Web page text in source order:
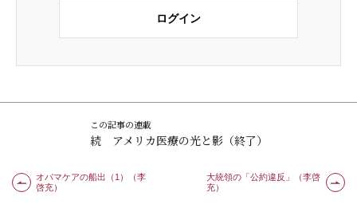
ログイン
この記事の連載
続 アメリカ医療の光と影（終了）
オバマケアの船出（1）（李
啓充）
大統領の「公約違反」（李啓
充）